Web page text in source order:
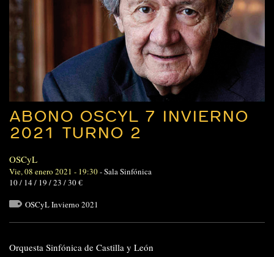
ABONO OSCYL 7 INVIERNO
2021 TURNO 2
OSCyL
Vie, 08 enero 2021 - 19:30-Sala Sinfónica
10 / 14 / 19 / 23 / 30 €
OSCyL Invierno 2021
Orquesta Sinfónica de Castilla y León